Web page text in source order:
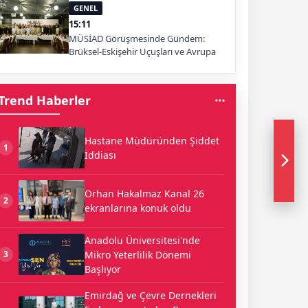
GENEL
15:11
MÜSİAD Görüşmesinde Gündem:
Brüksel-Eskişehir Uçuşları ve Avrupa
Haberler
1
Hastane Müdüründen Şiddet
İddiası
2
Orhan Hakalmaz Kanal 26
ekranlarına konuk oldu
3
Anadolu Üniversitesi'nde
Mikro Yeterlilik Dönemi
Başlıyor
Emirdağ ve Çevre Dernekleri